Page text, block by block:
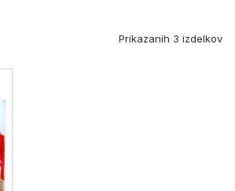
Prikazanih 3 izdelkov